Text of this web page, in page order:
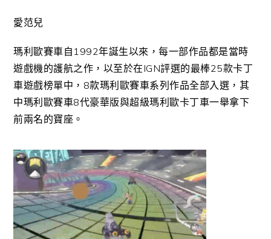
愛范兒
瑪利歐賽車自1992年誕生以來，每一部作品都是當時
遊戲機的護航之作，以至於在IGN評選的最棒25款卡丁
車遊戲榜單中，8款瑪利歐賽車系列作品全部入選，其
中瑪利歐賽車8代豪華版與超級瑪利歐卡丁車一舉拿下
前兩名的寶座。